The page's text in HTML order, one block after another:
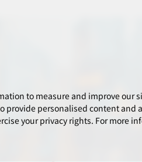
to measure and improve our
provide personalised content and
your privacy rights. For more